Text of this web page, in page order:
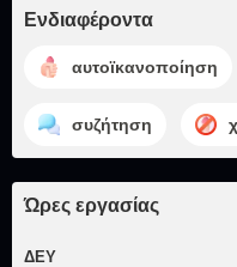
Ενδιαφέροντα
αυτοϊκανοποίηση
συζήτηση
Ώρες εργασίας
ΔΕΥ